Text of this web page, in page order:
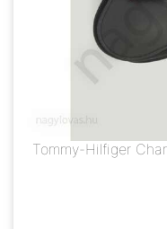
Tommy-Hilfiger